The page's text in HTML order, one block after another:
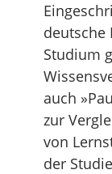
deutsche
Studium
auch
zur
von
der